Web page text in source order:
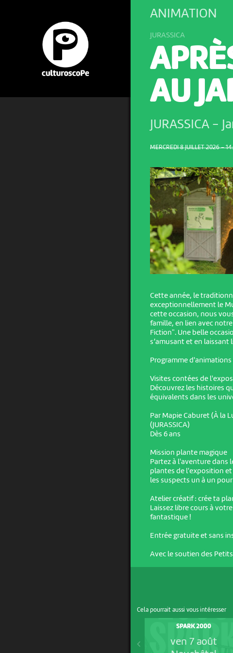
MERCREDI 8 JUILLET 2026 –
ANIMATION
JURASSICA
AU
JURASSICA -
Cette année, le
exceptionnellement le
cette occasion, nous
famille, en lien avec
Fiction". Une belle
s’amusant et en laissant
Programme d'animations
Visites contées de
Découvrez les histoires
équivalents dans les
Par Mapie Caburet (À la
(JURASSICA)
Dès 6 ans
Mission plante magique
Partez à l'aventure dans
plantes de l'exposition et
les suspects un à un
Atelier créatif : crée ta
Laissez libre cours à
fantastique !
Entrée gratuite et sans
Avec le soutien des
Cela pourrait aussi vous intéresser
SPARK 2000
ven 7 août